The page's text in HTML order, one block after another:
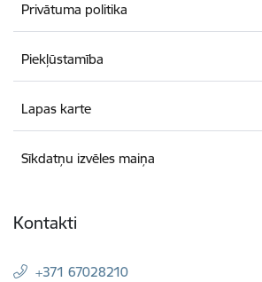
Privātuma politika
Piekļūstamība
Lapas karte
Sīkdatņu izvēles maiņa
Kontakti
+371 67028210